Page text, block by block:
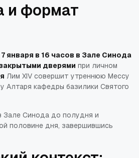
и формат
7 января в 16 часов в Зале Синода
дверями при личном
Лим XIV совершит утреннюю Мессу
Алтаря кафедры базилики Святого
Зале Синода до полудня и
половине дня, завершившись